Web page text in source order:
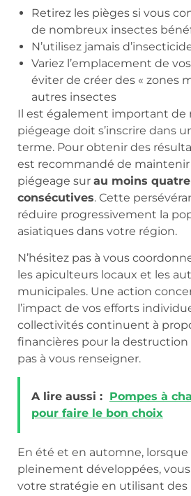
Retirez les pièges si vous
de nombreux insectes
N’utilisez jamais
Variez l’emplacement de
éviter de créer des « zones
autres insectes
Il est également important de
piégeage doit s’inscrire dans
terme. Pour obtenir des
est recommandé de maintenir
piégeage sur au moins
consécutives. Cette
réduire progressivement la
asiatiques dans votre région.
N’hésitez pas à vous
les apiculteurs locaux et les
municipales. Une action
l’impact de vos efforts
collectivités continuent à
financières pour la destruction
pas à vous renseigner.
A lire aussi : Pompes à
pour faire le bon choix
En été et en automne, lorsque
pleinement développées,
votre stratégie en utilisant